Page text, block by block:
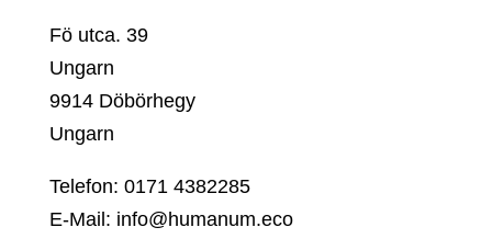
Fö utca. 39
Ungarn
9914 Döbörhegy
Ungarn
Telefon: 0171 4382285
E-Mail: info@humanum.eco